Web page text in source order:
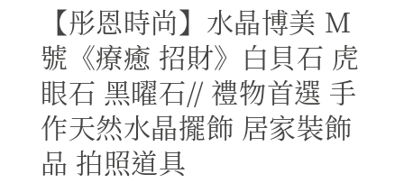
【彤恩時尚】水晶博美 M
號《療癒 招財》白貝石 虎
眼石 黑曜石// 禮物首選 手
作天然水晶擺飾 居家裝飾
品 拍照道具